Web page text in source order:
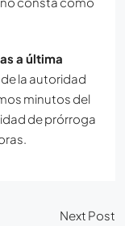
a última
la autoridad
minutos del
de prórroga
Next Post